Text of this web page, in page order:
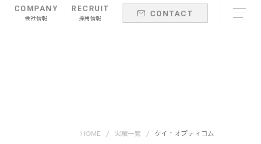
COMPANY
会社情報
RECRUIT
採用情報 CONTACT
HOME 実績一覧 ケイ・オプティコム